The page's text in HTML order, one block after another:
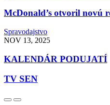
McDonald’s otvoril novú
Spravodajstvo
NOV 13, 2025
KALENDÁR PODUJATÍ
TV SEN